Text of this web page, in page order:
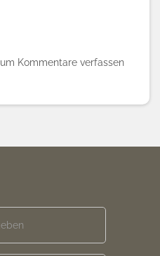
, um Kommentare verfassen